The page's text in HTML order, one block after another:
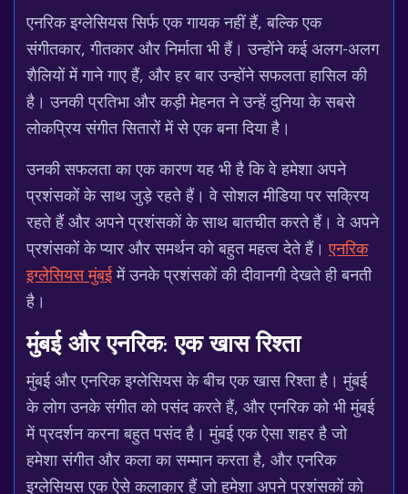
एनरिक इग्लेसियस सिर्फ एक गायक नहीं हैं, बल्कि एक
संगीतकार, गीतकार और निर्माता भी हैं। उन्होंने कई अलग-अलग
शैलियों में गाने गाए हैं, और हर बार उन्होंने सफलता हासिल की
है। उनकी प्रतिभा और कड़ी मेहनत ने उन्हें दुनिया के सबसे
लोकप्रिय संगीत सितारों में से एक बना दिया है।
उनकी सफलता का एक कारण यह भी है कि वे हमेशा अपने
प्रशंसकों के साथ जुड़े रहते हैं। वे सोशल मीडिया पर सक्रिय
रहते हैं और अपने प्रशंसकों के साथ बातचीत करते हैं। वे अपने
प्रशंसकों के प्यार और समर्थन को बहुत महत्व देते हैं।एनरिक
इग्लेसियस मुंबईमें उनके प्रशंसकों की दीवानगी देखते ही बनती
है।
मुंबई और एनरिक: एक खास रिश्ता
मुंबई और एनरिक इग्लेसियस के बीच एक खास रिश्ता है। मुंबई
के लोग उनके संगीत को पसंद करते हैं, और एनरिक को भी मुंबई
में प्रदर्शन करना बहुत पसंद है। मुंबई एक ऐसा शहर है जो
हमेशा संगीत और कला का सम्मान करता है, और एनरिक
इग्लेसियस एक ऐसे कलाकार हैं जो हमेशा अपने प्रशंसकों को